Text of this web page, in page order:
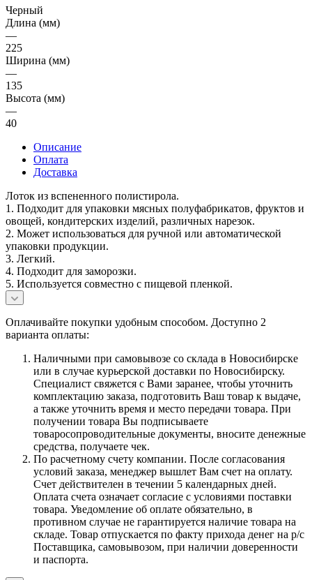
Черный
Длина (мм)
—
225
Ширина (мм)
—
135
Высота (мм)
—
40
Описание
Оплата
Доставка
Лоток из вспененного полистирола.
1. Подходит для упаковки мясных полуфабрикатов, фруктов и
овощей, кондитерских изделий, различных нарезок.
2. Может использоваться для ручной или автоматической
упаковки продукции.
3. Легкий.
4. Подходит для заморозки.
5. Используется совместно с пищевой пленкой.
Оплачивайте покупки удобным способом. Доступно 2
варианта оплаты:
Наличными при самовывозе со склада в Новосибирске
или в случае курьерской доставки по Новосибирску.
Специалист свяжется с Вами заранее, чтобы уточнить
комплектацию заказа, подготовить Ваш товар к выдаче,
а также уточнить время и место передачи товара. При
получении товара Вы подписываете
товаросопроводительные документы, вносите денежные
средства, получаете чек.
По расчетному счету компании. После согласования
условий заказа, менеджер вышлет Вам счет на оплату.
Счет действителен в течении 5 календарных дней.
Оплата счета означает согласие с условиями поставки
товара. Уведомление об оплате обязательно, в
противном случае не гарантируется наличие товара на
складе. Товар отпускается по факту прихода денег на р/с
Поставщика, самовывозом, при наличии доверенности
и паспорта.